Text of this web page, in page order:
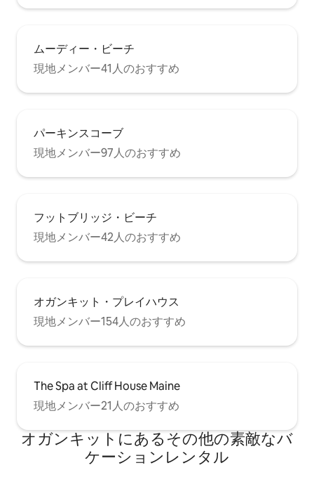
ムーディー・ビーチ
現地メンバー41人のおすすめ
パーキンスコーブ
現地メンバー97人のおすすめ
フットブリッジ・ビーチ
現地メンバー42人のおすすめ
オガンキット・プレイハウス
現地メンバー154人のおすすめ
The Spa at Cliff House Maine
現地メンバー21人のおすすめ
オガンキットにあるその他の素敵なバ
ケーションレンタル